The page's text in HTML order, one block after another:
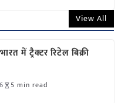
View All
में ट्रैक्टर रिटेल बिक्री
5 min read